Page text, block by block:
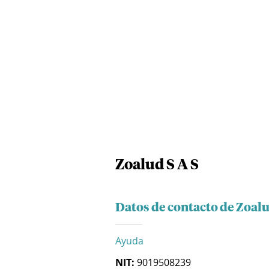
Zoalud S A S
Datos de contacto de
Ayuda
NIT: 9019508239